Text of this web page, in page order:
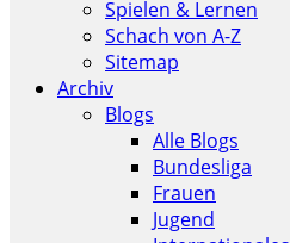
Spielen & Lernen
Schach von A-Z
Sitemap
Archiv
Blogs
Alle Blogs
Bundesliga
Frauen
Jugend